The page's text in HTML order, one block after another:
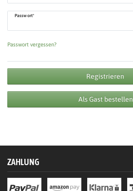
Passwort*
Passwort vergessen?
Registrieren
Als Gast bestellen
ZAHLUNG